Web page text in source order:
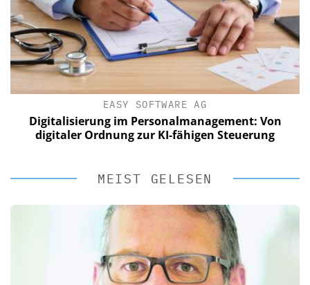
EASY SOFTWARE AG
Digitalisierung im Personalmanagement: Von
digitaler Ordnung zur KI-fähigen Steuerung
MEIST GELESEN